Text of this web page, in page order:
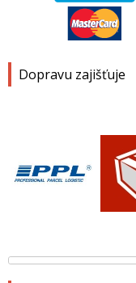
Dopravu zajišťuje